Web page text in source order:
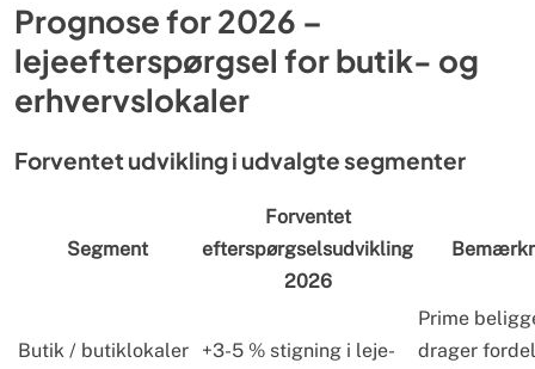
Prognose for 2026 –
lejeefterspørgsel for butik- og
erhvervslokaler
Forventet udvikling i udvalgte segmenter
Segment
Forventet
efterspørgselsudvikling
2026
Butik / butiklokaler
+3-5 % stigning i leje­
Prime
drager